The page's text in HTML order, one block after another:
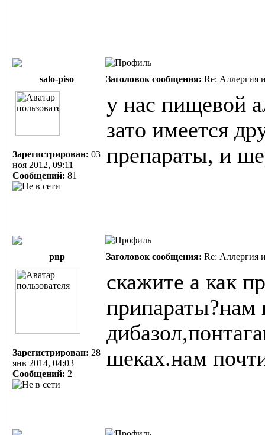
salo-piso Заголовок сообщения: Re: Аллергия
Зарегистрирован: 03
ноя 2012, 09:11
Сообщений: 81
у нас пищевой
зато имеется
препараты, и
pnp Заголовок сообщения: Re: Аллергия
Зарегистрирован: 28
янв 2014, 04:03
Сообщений: 2
скажите а как
припараты?нам
шеках.нам